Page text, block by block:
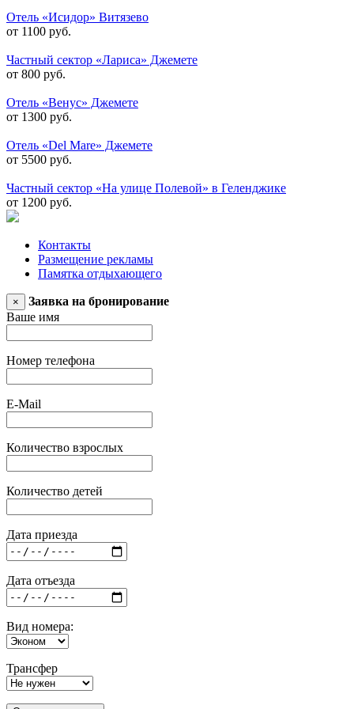
Отель «Исидор» Витязево
от 1100 руб.
Частный сектор «Лариса» Джемете
от 800 руб.
Отель «Венус» Джемете
от 1300 руб.
Отель «Del Mare» Джемете
от 5500 руб.
Частный сектор «На улице Полевой» в Геленджике
от 1200 руб.
Контакты
Размещение рекламы
Памятка отдыхающего
×
Заявка на бронирование
Ваше имя
Номер телефона
E-Mail
Количество взрослых
Количество детей
Дата приезда
Дата отъезда
Вид номера:
Трансфер